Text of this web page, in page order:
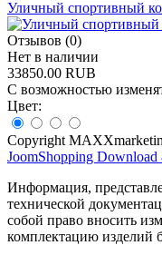
Уличный спортивный
Отзывов (0)
Нет в наличии
33850.00 RUB
С возможностью
Цвет:
Copyright
JoomShopping Download
Информация,
технической
собой право вносить
комплектацию изделий